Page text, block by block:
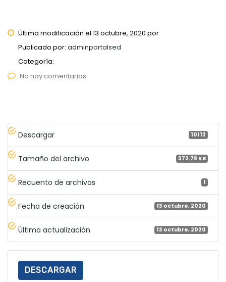
Última modificación el 13 octubre, 2020 por
Publicado por: adminportalsed
Categoría:
No hay comentarios
Descargar 10112
Tamaño del archivo 372.78 KB
Recuento de archivos 1
Fecha de creación 13 octubre, 2020
Última actualización 13 octubre, 2020
DESCARGAR